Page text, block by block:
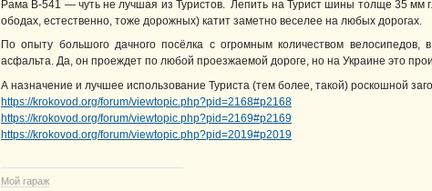
Рама В-541 — чуть не лучшая из Туристов. Лепить на Турист шины толще 35 мм
ободах, естественно, тоже дорожных) катит заметно веселее на любых дорогах.
По опыту большого дачного посёлка с огромным количеством
асфальта. Да, он проеждет по любой проезжаемой дороге, но на Украине это
А назначение и лучшее использование Туриста (тем более, такой) роскошной
https://krokovod.org/forum/viewtopic.php?pid=2168#p2168
https://krokovod.org/forum/viewtopic.php?pid=2169#p2169
https://krokovod.org/forum/viewtopic.php?pid=2019#p2019
Мой гараж